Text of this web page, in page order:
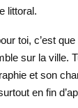
littoral.
toi, c’est
sur la ville.
et son
en fin